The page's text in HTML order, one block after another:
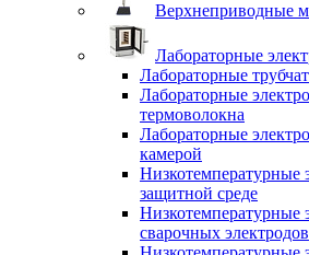
Верхнеприводные
Лабораторные
Лабораторные
Лабораторные
термоволокна
Лабораторные
камерой
Низкотемпературные
защитной среде
Низкотемпературные
cварочных электродов